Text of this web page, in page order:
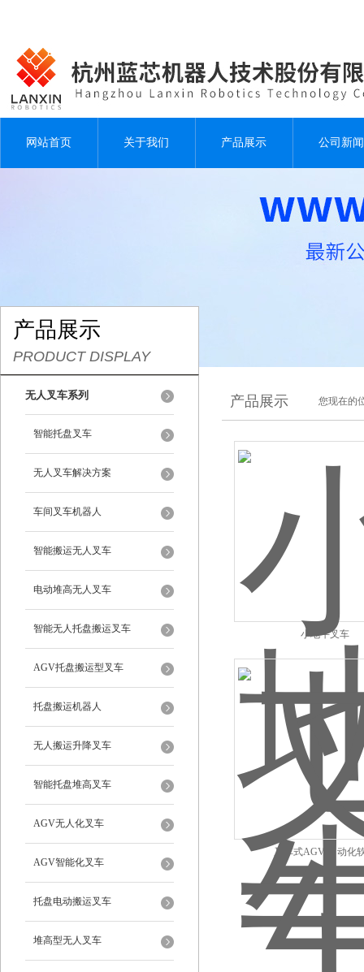
网站首页 关于我们 产品展示 公司新闻
产品展示
PRODUCT DISPLAY
无人叉车系列
智能托盘叉车
无人叉车解决方案
车间叉车机器人
智能搬运无人叉车
电动堆高无人叉车
智能无人托盘搬运叉车
AGV托盘搬运型叉车
托盘搬运机器人
无人搬运升降叉车
智能托盘堆高叉车
AGV无人化叉车
AGV智能化叉车
托盘电动搬运叉车
堆高型无人叉车
产品展示 您现在的
小地牛叉车
叉车式AGV 自动化